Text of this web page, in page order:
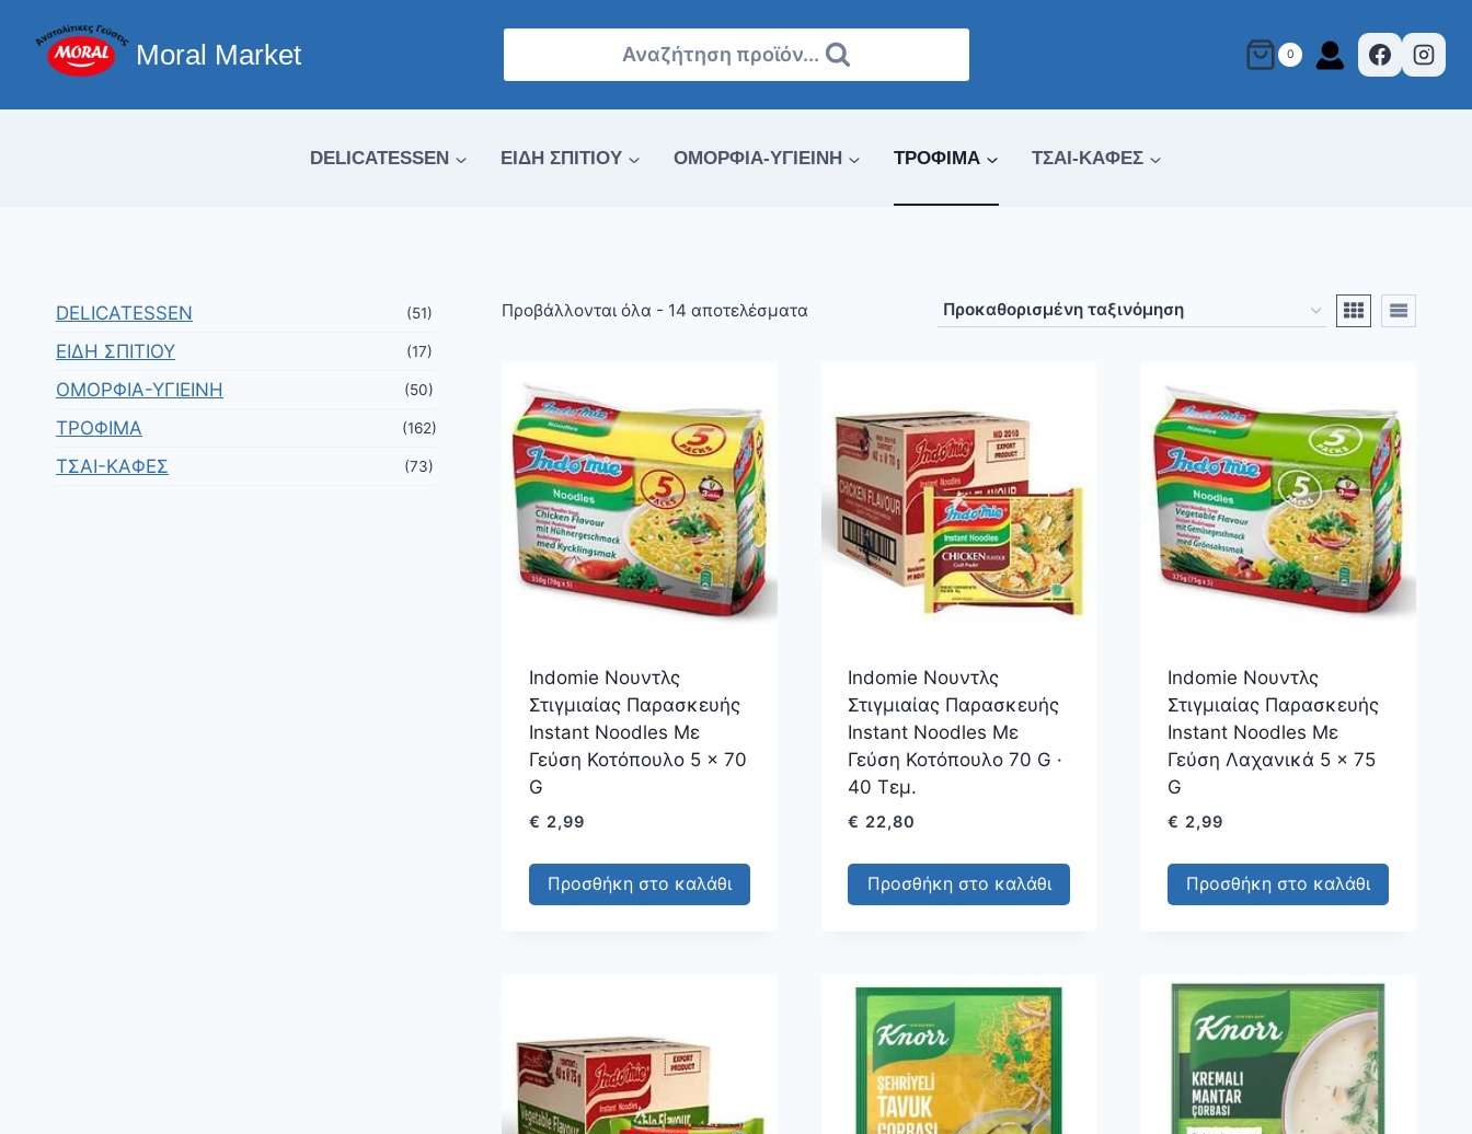
Moral Market Αναζήτηση προϊόν... 0
DELICATESSEN ΕΙΔΗ ΣΠΙΤΙΟΥ ΟΜΟΡΦΙΑ-ΥΓΙΕΙΝΗ ΤΡΟΦΙΜΑ ΤΣΑΙ-ΚΑΦΕΣ
Προβάλλονται όλα - 14 αποτελέσματα
Indomie Νουντλς
Στιγμιαίας Παρασκευής
Instant Noodles Με
Γεύση Κοτόπουλο 5 × 70
G
€ 2,99
Προσθήκη στο καλάθι
Indomie Νουντλς
Στιγμιαίας Παρασκευής
Instant Noodles Με
Γεύση Κοτόπουλο 70 G ·
40 Τεμ.
€ 22,80
Προσθήκη στο καλάθι
Indomie Νουντλς
Στιγμιαίας Παρασκευής
Instant Noodles Με
Γεύση Λαχανικά 5 × 75
G
€ 2,99
Προσθήκη στο καλάθι
DELICATESSEN (51)
ΕΙΔΗ ΣΠΙΤΙΟΥ (17)
ΟΜΟΡΦΙΑ-ΥΓΙΕΙΝΗ (50)
ΤΡΟΦΙΜΑ (162)
ΤΣΑΙ-ΚΑΦΕΣ (73)